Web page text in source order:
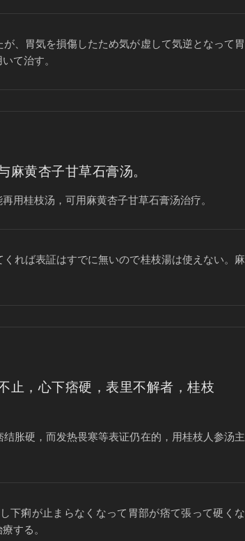
、胃気を損傷したため気が虚して気逆となって胃
て治す。
黄杏子甘草石膏汤。
用桂枝汤，可用麻黄杏子甘草石膏汤治疗。
れば表証はすでに無いので桂枝湯は使えない。麻
止，心下痞硬，表里不解者，桂枝
胀硬，而发热畏寒等表证仍在的，用桂枝人参汤主
下痢が止まらなくなって胃部が痞て張って硬くな
する。